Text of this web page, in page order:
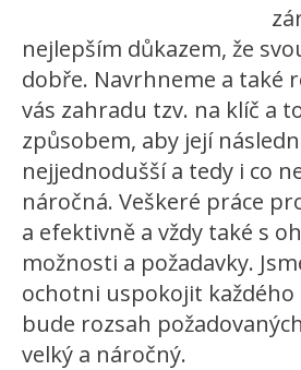
nejlepším důkazem, že
dobře. Navrhneme a také
vás zahradu tzv. na klíč a
způsobem, aby její
nejjednodušší a tedy i co
náročná. Veškeré práce
a efektivně a vždy také s
možnosti a požadavky.
ochotni uspokojit každého
bude rozsah
velký a náročný.